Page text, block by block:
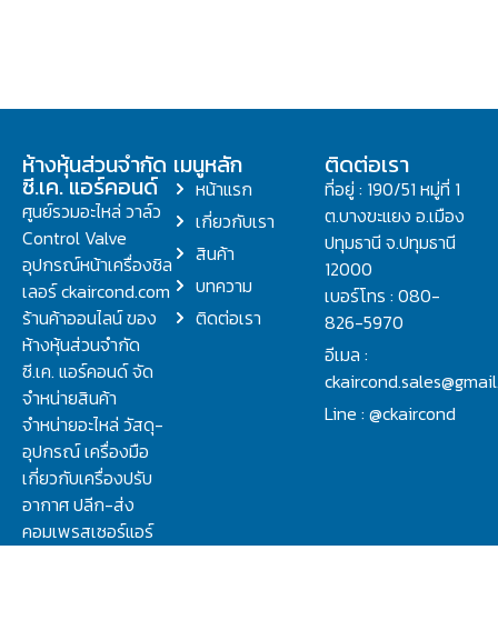
ห้างหุ้นส่วนจำกัด
ซี.เค. แอร์คอนด์
ศูนย์รวมอะไหล่ วาล์ว
Control Valve
อุปกรณ์หน้าเครื่องชิล
เลอร์ ckaircond.com
ร้านค้าออนไลน์ ของ
ห้างหุ้นส่วนจำกัด
ซี.เค. แอร์คอนด์ จัด
จำหน่ายสินค้า
จำหน่ายอะไหล่ วัสดุ-
อุปกรณ์ เครื่องมือ
เกี่ยวกับเครื่องปรับ
อากาศ ปลีก-ส่ง
คอมเพรสเซอร์แอร์
เมนูหลัก
หน้าแรก
เกี่ยวกับเรา
สินค้า
บทความ
ติดต่อเรา
ติดต่อเรา
ที่อยู่ : 190/51 หมู่ที่ 1
ต.บางขะแยง อ.เมือง
ปทุมธานี จ.ปทุมธานี
12000
เบอร์โทร : 080-
826-5970
อีเมล :
Line : @ckaircond